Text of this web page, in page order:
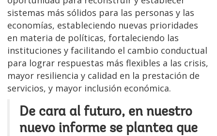
sistemas más sólidos para las personas y las
economías, estableciendo nuevas prioridades
en materia de políticas, fortaleciendo las
instituciones y facilitando el cambio conductual
para lograr respuestas más flexibles a las crisis,
mayor resiliencia y calidad en la prestación de
servicios, y mayor inclusión económica.
De cara al futuro, en nuestro
nuevo informe se plantea que